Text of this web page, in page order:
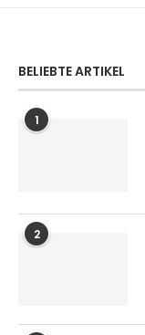
BELIEBTE ARTIKEL
1
2